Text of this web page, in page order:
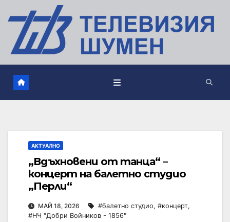
АКТУАЛНО
„Вдъхновени от танца“ –
концерт на балетно студио
„Перли“
МАЙ 18, 2026 #балетно студио, #концерт,
#НЧ "Добри Войников - 1856"